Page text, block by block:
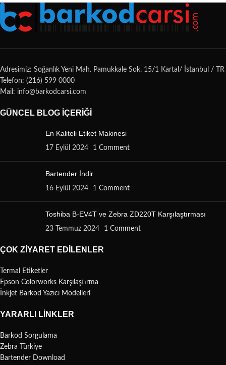
Adresimiz: Soğanlık Yeni Mah. Pamukkale Sok. 15/1 Kartal/ İstanbul / TR
Telefon: (216) 599 0000
Mail: info@barkodcarsi.com
GÜNCEL BLOG İÇERIĞI
En Kaliteli Etiket Makinesi
17 Eylül 2024 1 Comment
Bartender İndir
16 Eylül 2024 1 Comment
Toshiba B-EV4T ve Zebra ZD220T Karşılaştırması
23 Temmuz 2024 1 Comment
ÇOK ZIYARET EDILENLER
Termal Etiketler
Epson Colorworks Karşılaştırma
İnkjet Barkod Yazıcı Modelleri
YARARLI LINKLER
Barkod Sorgulama
Zebra Türkiye
Bartender Download